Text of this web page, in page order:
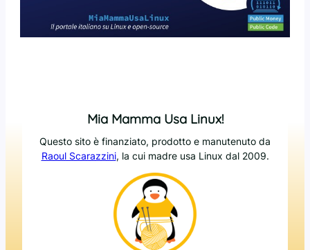
Mia Mamma Usa Linux!
Questo sito è finanziato, prodotto e manutenuto da
Raoul Scarazzini, la cui madre usa Linux dal 2009.